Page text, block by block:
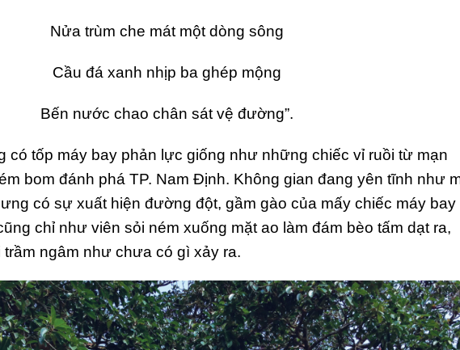
Nửa trùm che mát một dòng sông
Cầu đá xanh nhịp ba ghép mộng
Bến nước chao chân sát vệ đường”.
có tốp máy bay phản lực giống như những chiếc vỉ ruồi từ mạn
bom đánh phá TP. Nam Định. Không gian đang yên tĩnh như
có sự xuất hiện đường đột, gầm gào của mấy chiếc máy bay
chỉ như viên sỏi ném xuống mặt ao làm đám bèo tấm dạt ra,
trầm ngâm như chưa có gì xảy ra.